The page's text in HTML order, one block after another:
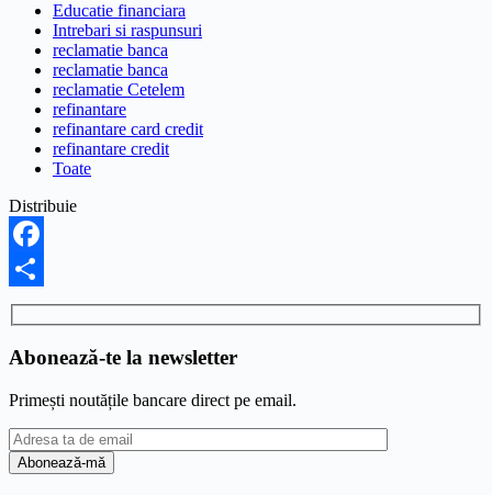
Educatie financiara
Intrebari si raspunsuri
reclamatie banca
reclamatie banca
reclamatie Cetelem
refinantare
refinantare card credit
refinantare credit
Toate
Distribuie
Facebook
Share
Abonează-te la newsletter
Primești noutățile bancare direct pe email.